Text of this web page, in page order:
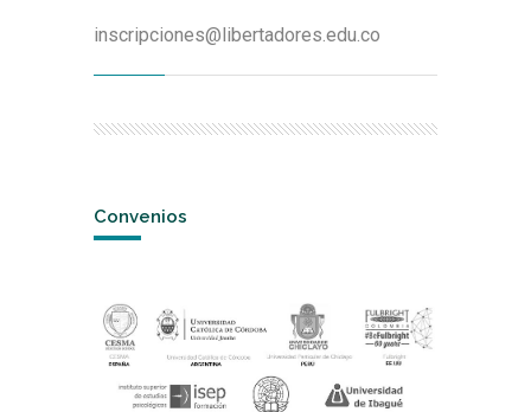
inscripciones@libertadores.edu.co
Convenios